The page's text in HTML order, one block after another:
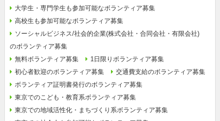
大学生・専門学生も参加可能なボランティア募集
高校生も参加可能なボランティア募集
ソーシャルビジネス/社会的企業(株式会社・合同会社・有限会社)
のボランティア募集
無料ボランティア募集
1日限りボランティア募集
初心者歓迎のボランティア募集
交通費支給のボランティア募集
ボランティア証明書発行のボランティア募集
東京でのこども・教育系ボランティア募集
東京での地域活性化・まちづくり系ボランティア募集